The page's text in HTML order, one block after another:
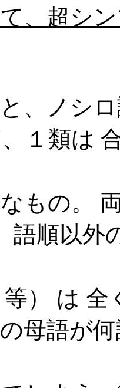
、超シ
、ノシ
１類は
もの。
語順以外
等） は 全
母語が